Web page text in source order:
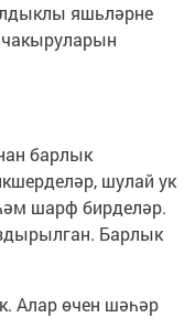
яшьләрне
барлык
шулай ук
шарф бирделәр.
Барлык
Алар өчен шәһәр